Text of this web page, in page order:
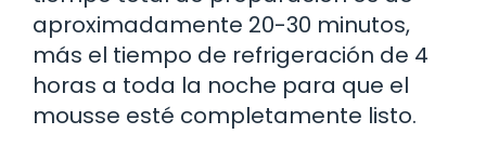
aproximadamente 20-30 minutos,
más el tiempo de refrigeración de 4
horas a toda la noche para que el
mousse esté completamente listo.